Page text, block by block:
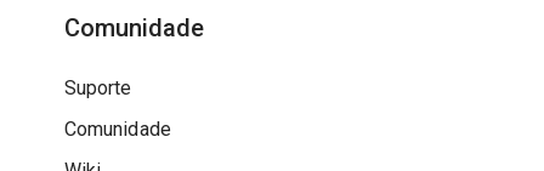
Comunidade
Suporte
Comunidade